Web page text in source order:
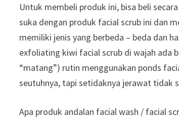
Untuk membeli produk ini, bisa beli
suka dengan produk facial scrub ini dan
memiliki jenis yang berbeda – beda dan
exfoliating kiwi facial scrub di wajah ada
“matang”) rutin menggunakan ponds
seutuhnya, tapi setidaknya jerawat tidak
Apa produk andalan facial wash / facial